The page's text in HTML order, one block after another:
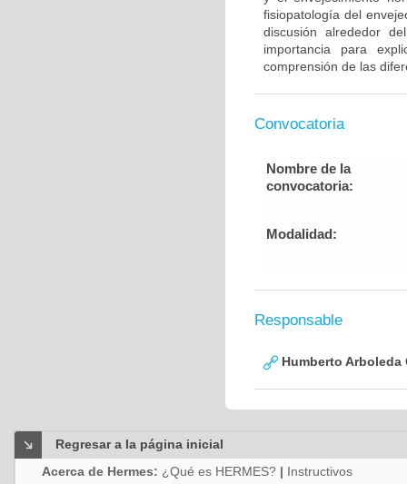
fisiopatología del
discusión alrededor
importancia para
comprensión de las
Convocatoria
Nombre de la
convocatoria:
Modalidad:
Responsable
Humberto Arboleda
Regresar a la página inicial
Acerca de Hermes: ¿Qué es HERMES? | Instructivos